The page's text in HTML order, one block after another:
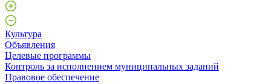
Культура
Объявления
Целевые программы
Контроль за исполнением муниципальных заданий
Правовое обеспечение